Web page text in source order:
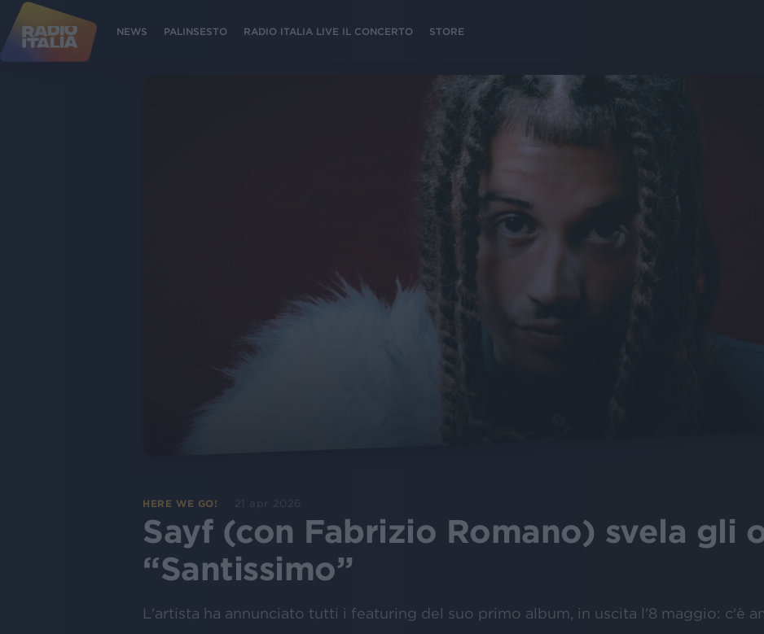
NEWS PALINSESTO RADIO ITALIA LIVE IL CONCERTO STORE
HERE WE GO! 21 apr 2026
Sayf (con Fabrizio Romano) svela gli
“Santissimo”
L'artista ha annunciato tutti i featuring del suo primo album, in uscita l'8 maggio: c'è